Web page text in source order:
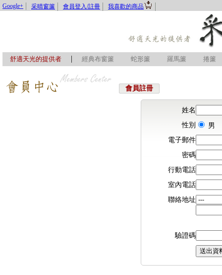
Google+ 采晴窗簾 會員登入/註冊 我喜歡的商品
舒適天光的提供者 | 經典布窗簾 蛇形簾 羅馬簾 捲簾
會員註冊
姓名
性別
電子郵件
密碼
行動電話
室內電話
聯絡地址
驗證碼